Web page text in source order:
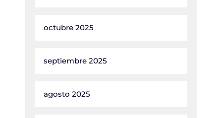
octubre 2025
septiembre 2025
agosto 2025